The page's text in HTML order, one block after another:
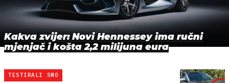
Kakva zvijer: Novi Hennessey ima ručni
mjenjač i košta 2,2 milijuna eura
TESTIRALI SMO